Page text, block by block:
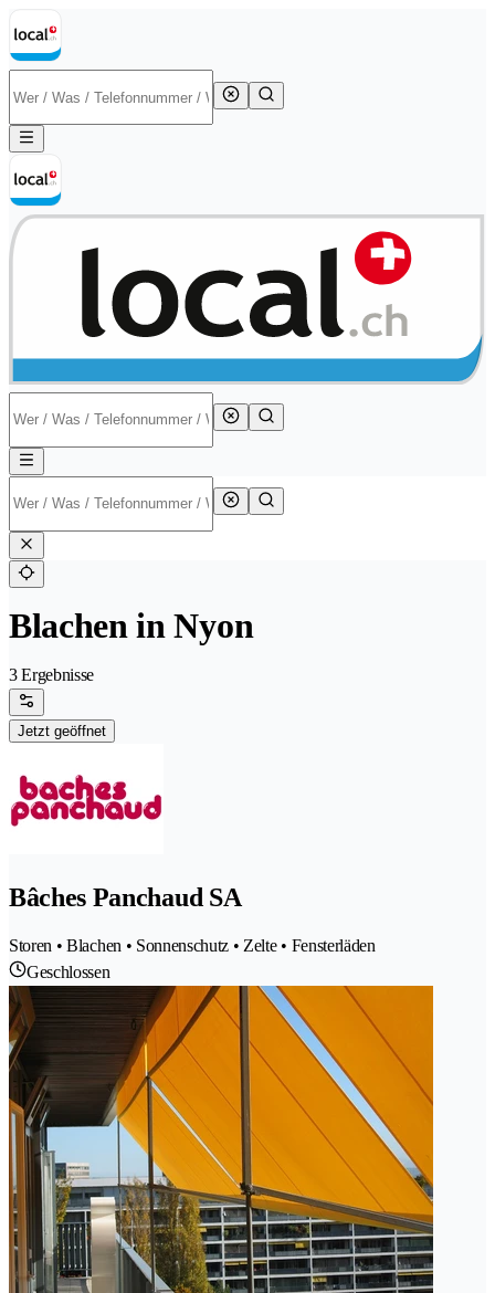
Blachen in Nyon
3 Ergebnisse
Jetzt geöffnet
Bâches Panchaud SA
Storen • Blachen • Sonnenschutz • Zelte • Fensterläden
Geschlossen